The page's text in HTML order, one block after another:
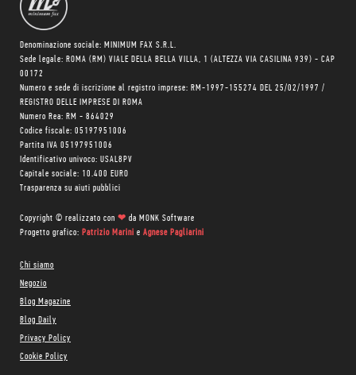
Denominazione sociale: MINIMUM FAX S.R.L.
Sede legale: ROMA (RM) VIALE DELLA BELLA VILLA, 1 (ALTEZZA VIA CASILINA 939) - CAP
00172
Numero e sede di iscrizione al registro imprese: RM-1997-155274 DEL 25/02/1997 /
REGISTRO DELLE IMPRESE DI ROMA
Numero Rea: RM - 864029
Codice fiscale: 05197951006
Partita IVA 05197951006
Identificativo univoco: USAL8PV
Capitale sociale: 10.400 EURO
Trasparenza su aiuti pubblici
Copyright © realizzato con ❤ da MONK Software
Progetto grafico: Patrizio Marini e Agnese Pagliarini
Chi siamo
Negozio
Blog Magazine
Blog Daily
Privacy Policy
Cookie Policy